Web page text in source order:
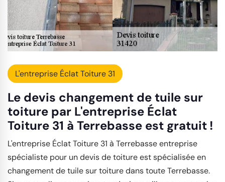
L'entreprise Éclat Toiture 31
Le devis changement de tuile sur
toiture par L'entreprise Éclat
Toiture 31 à Terrebasse est gratuit !
L'entreprise Éclat Toiture 31 à Terrebasse entreprise
spécialiste pour un devis de toiture est spécialisée en
changement de tuile sur toiture dans toute Terrebasse.